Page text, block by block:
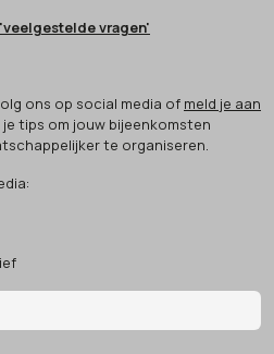
vragen'
ons op social media of meld je aan
je tips om jouw bijeenkomsten
te organiseren.